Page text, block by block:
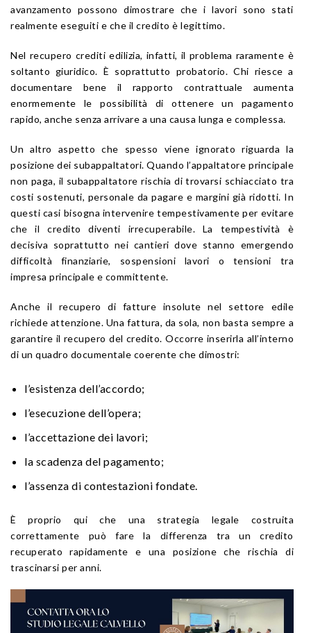
avanzamento possono dimostrare che i lavori sono stati
realmente eseguiti e che il credito è legittimo.
Nel recupero crediti edilizia, infatti, il problema raramente è
soltanto giuridico. È soprattutto probatorio. Chi riesce a
documentare bene il rapporto contrattuale aumenta
enormemente le possibilità di ottenere un pagamento
rapido, anche senza arrivare a una causa lunga e complessa.
Un altro aspetto che spesso viene ignorato riguarda la
posizione dei subappaltatori. Quando l’appaltatore principale
non paga, il subappaltatore rischia di trovarsi schiacciato tra
costi sostenuti, personale da pagare e margini già ridotti. In
questi casi bisogna intervenire tempestivamente per evitare
che il credito diventi irrecuperabile. La tempestività è
decisiva soprattutto nei cantieri dove stanno emergendo
difficoltà finanziarie, sospensioni lavori o tensioni tra
impresa principale e committente.
Anche il recupero di fatture insolute nel settore edile
richiede attenzione. Una fattura, da sola, non basta sempre a
garantire il recupero del credito. Occorre inserirla all’interno
di un quadro documentale coerente che dimostri:
l’esistenza dell’accordo;
l’esecuzione dell’opera;
l’accettazione dei lavori;
la scadenza del pagamento;
l’assenza di contestazioni fondate.
È proprio qui che una strategia legale costruita
correttamente può fare la differenza tra un credito
recuperato rapidamente e una posizione che rischia di
trascinarsi per anni.